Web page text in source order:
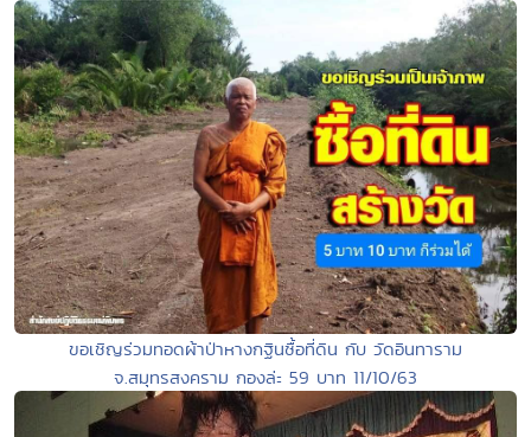
ขอเชิญร่วมทอดผ้าป่าหางกฐินซื้อที่ดิน กับ วัดอินทาราม
จ.สมุทรสงคราม กองล่ะ 59 บาท 11/10/63